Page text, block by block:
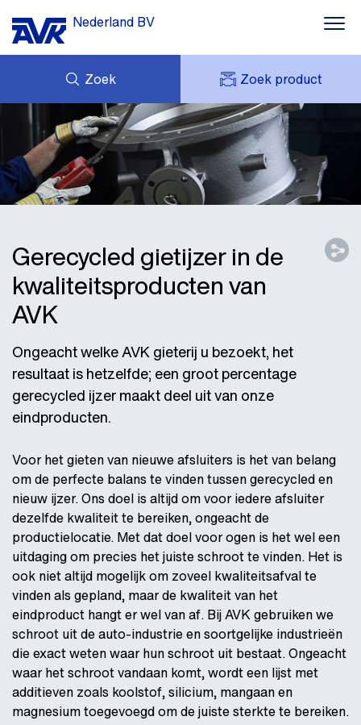
Nederland BV
Zoek Zoek product
NIEUWS
DOWNLOADS
CASE STORIES
AVK NEDERLAND
MIJN OFFERTES
MIJN AVK
AVK HOLDING (GROUP)
VACATURES
Gerecycled gietijzer in de
kwaliteitsproducten van
AVK
Ongeacht welke AVK gieterij u bezoekt, het
resultaat is hetzelfde; een groot percentage
gerecycled ijzer maakt deel uit van onze
eindproducten.
Voor het gieten van nieuwe afsluiters is het van belang
om de perfecte balans te vinden tussen gerecycled en
nieuw ijzer. Ons doel is altijd om voor iedere afsluiter
dezelfde kwaliteit te bereiken, ongeacht de
productielocatie. Met dat doel voor ogen is het wel een
uitdaging om precies het juiste schroot te vinden. Het is
ook niet altijd mogelijk om zoveel kwaliteitsafval te
vinden als gepland, maar de kwaliteit van het
eindproduct hangt er wel van af. Bij AVK gebruiken we
schroot uit de auto-industrie en soortgelijke industrieën
die exact weten waar hun schroot uit bestaat. Ongeacht
waar het schroot vandaan komt, wordt een lijst met
additieven zoals koolstof, silicium, mangaan en
magnesium toegevoegd om de juiste sterkte te bereiken.